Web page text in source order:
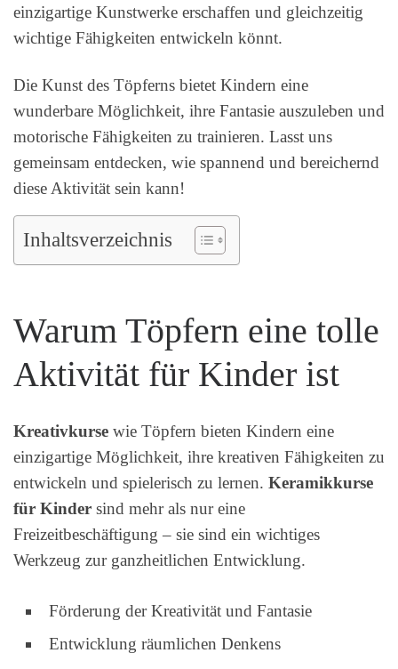
einzigartige Kunstwerke erschaffen und gleichzeitig
wichtige Fähigkeiten entwickeln könnt.
Die Kunst des Töpferns bietet Kindern eine
wunderbare Möglichkeit, ihre Fantasie auszuleben und
motorische Fähigkeiten zu trainieren. Lasst uns
gemeinsam entdecken, wie spannend und bereichernd
diese Aktivität sein kann!
Inhaltsverzeichnis
Warum Töpfern eine tolle
Aktivität für Kinder ist
Kreativkurse wie Töpfern bieten Kindern eine
einzigartige Möglichkeit, ihre kreativen Fähigkeiten zu
entwickeln und spielerisch zu lernen. Keramikkurse
für Kinder sind mehr als nur eine
Freizeitbeschäftigung – sie sind ein wichtiges
Werkzeug zur ganzheitlichen Entwicklung.
Förderung der Kreativität und Fantasie
Entwicklung räumlichen Denkens